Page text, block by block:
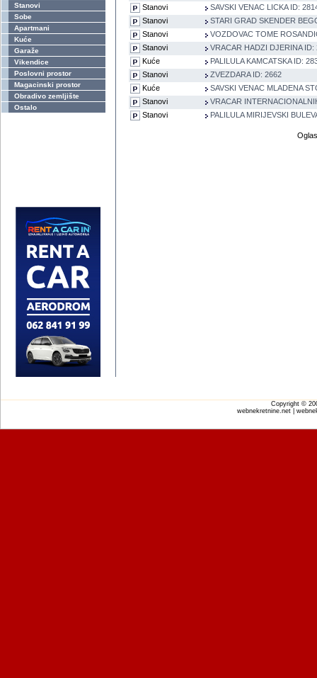
Stanovi
Sobe
Apartmani
Kuće
Garaže
Vikendice
Poslovni prostor
Magacinski prostor
Obradivo zemljište
Ostalo
Stanovi
SAVSKI VENAC LICKA ID:
Stanovi
STARI GRAD SKENDER
Stanovi
VOZDOVAC TOME
Stanovi
VRACAR HADZI DJERINA ID:
Kuće
PALILULA KAMCATSKA ID:
Stanovi
ZVEZDARA ID: 2662
Kuće
SAVSKI VENAC MLADENA
Stanovi
VRACAR
Stanovi
PALILULA MIRIJEVSKI
Copyright ©
webnekretnine.net |